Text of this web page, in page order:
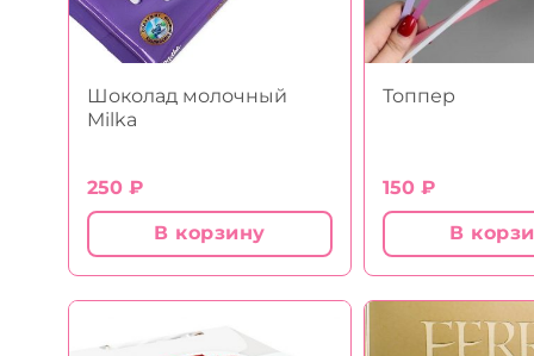
Шоколад молочный
Milka
250 ₽
В корзину
Топпер
150 ₽
В